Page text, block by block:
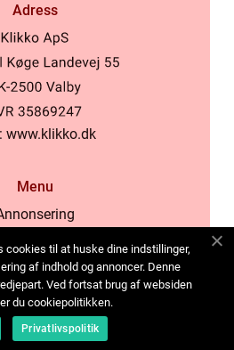
Adress
www.klikko.dk
Menu
Cookies
oss
Sitemap
cookies til at huske dine indstillinger,
af indhold og annoncer. Denne
Ved fortsat brug af websiden
du cookiepolitikken.
Privatlivspolitik